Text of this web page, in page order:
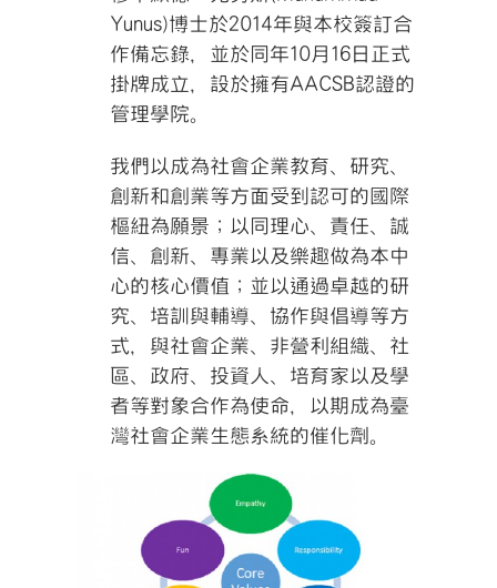
Yunus)博士於2014年與本校簽訂合
作備忘錄，並於同年10月16日正式
掛牌成立，設於擁有AACSB認證的
管理學院。
我們以成為社會企業教育、研究、
創新和創業等方面受到認可的國際
樞紐為願景；以同理心、責任、誠
信、創新、專業以及樂趣做為本中
心的核心價值；並以通過卓越的研
究、培訓與輔導、協作與倡導等方
式，與社會企業、非營利組織、社
區、政府、投資人、培育家以及學
者等對象合作為使命，以期成為臺
灣社會企業生態系統的催化劑。